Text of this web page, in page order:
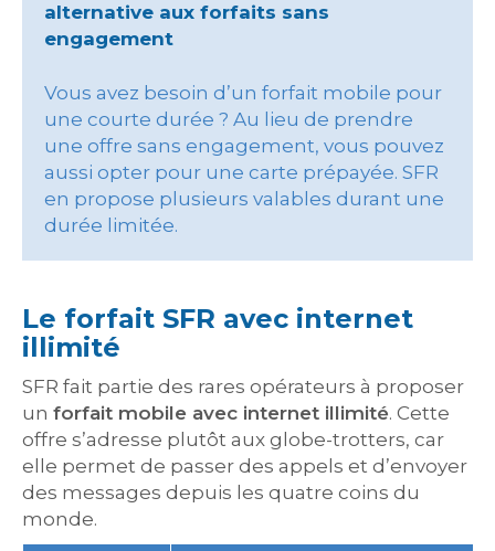
alternative aux forfaits sans
engagement
Vous avez besoin d’un forfait mobile pour
une courte durée ? Au lieu de prendre
une offre sans engagement, vous pouvez
aussi opter pour une carte prépayée. SFR
en propose plusieurs valables durant une
durée limitée.
Le forfait SFR avec internet
illimité
SFR fait partie des rares opérateurs à proposer
un forfait mobile avec internet illimité. Cette
offre s’adresse plutôt aux globe-trotters, car
elle permet de passer des appels et d’envoyer
des messages depuis les quatre coins du
monde.